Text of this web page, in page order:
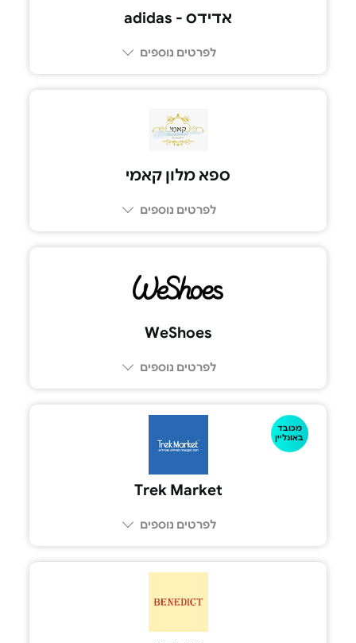
אדידס - adidas
לפרטים נוספים
ספא מלון קאמי
לפרטים נוספים
WeShoes
לפרטים נוספים
מכובד
באונליין
Trek Market
לפרטים נוספים